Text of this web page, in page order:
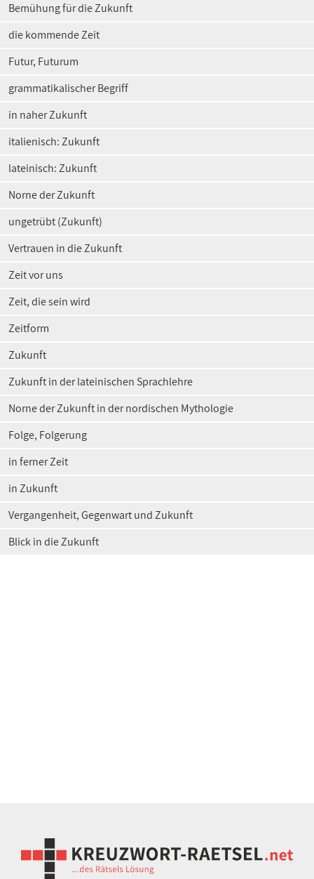
Bemühung für die Zukunft
die kommende Zeit
Futur, Futurum
grammatikalischer Begriff
in naher Zukunft
italienisch: Zukunft
lateinisch: Zukunft
Norne der Zukunft
ungetrübt (Zukunft)
Vertrauen in die Zukunft
Zeit vor uns
Zeit, die sein wird
Zeitform
Zukunft
Zukunft in der lateinischen Sprachlehre
Norne der Zukunft in der nordischen Mythologie
Folge, Folgerung
in ferner Zeit
in Zukunft
Vergangenheit, Gegenwart und Zukunft
Blick in die Zukunft